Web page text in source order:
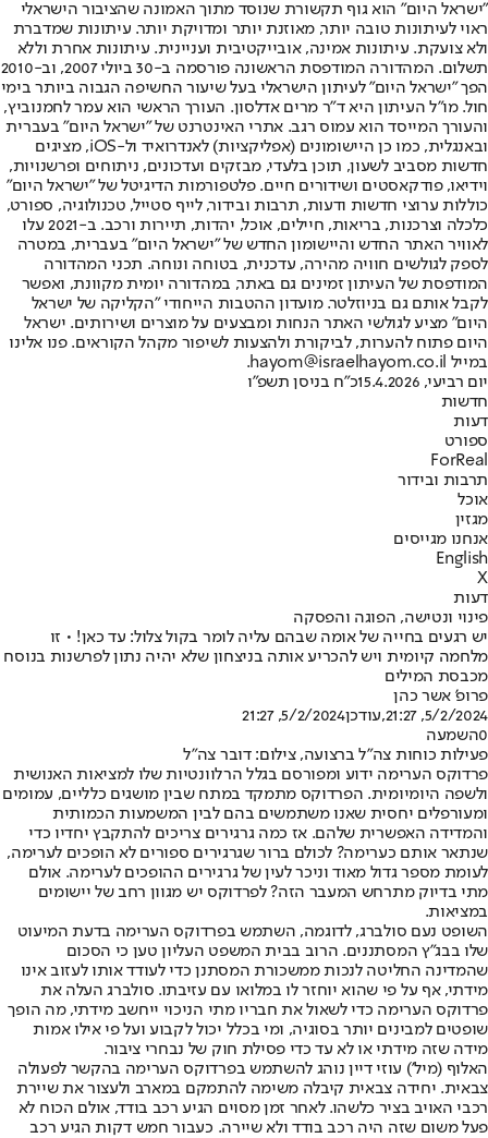
"ישראל היום" הוא גוף תקשורת שנוסד מתוך האמונה שהציבור הישראלי
ראוי לעיתונות טובה יותר, מאוזנת יותר ומדויקת יותר. עיתונות שמדברת
ולא צועקת. עיתונות אמינה, אובייקטיבית ועניינית. עיתונות אחרת וללא
תשלום. המהדורה המודפסת הראשונה פורסמה ב-30 ביולי 2007, וב-2010
הפך "ישראל היום" לעיתון הישראלי בעל שיעור החשיפה הגבוה ביותר בימי
חול. מו"ל העיתון היא ד"ר מרים אדלסון. העורך הראשי הוא עמר לחמנוביץ,
והעורך המייסד הוא עמוס רגב. אתרי האינטרנט של "ישראל היום" בעברית
ובאנגלית, כמו כן היישומונים (אפליקציות) לאנדרואיד ול-iOS, מציגים
חדשות מסביב לשעון, תוכן בלעדי, מבזקים ועדכונים, ניתוחים ופרשנויות,
וידיאו, פודקאסטים ושידורים חיים. פלטפורמות הדיגיטל של "ישראל היום"
כוללות ערוצי חדשות ודעות, תרבות ובידור, לייף סטייל, טכנולוגיה, ספורט,
כלכלה וצרכנות, בריאות, חיילים, אוכל, יהדות, תיירות ורכב. ב-2021 עלו
לאוויר האתר החדש והיישומון החדש של "ישראל היום" בעברית, במטרה
לספק לגולשים חוויה מהירה, עדכנית, בטוחה ונוחה. תכני המהדורה
המודפסת של העיתון זמינים גם באתר, במהדורה יומית מקוונת, ואפשר
לקבל אותם גם בניוזלטר. מועדון ההטבות הייחודי "הקליקה של ישראל
היום" מציע לגולשי האתר הנחות ומבצעים על מוצרים ושירותים. ישראל
היום פתוח להערות, לביקורת ולהצעות לשיפור מקהל הקוראים. פנו אלינו
במייל hayom@israelhayom.co.il.
יום רביעי, 15.4.2026
כ"ח בניסן תשפ"ו
חדשות
דעות
ספורט
ForReal
תרבות ובידור
אוכל
מגזין
אנחנו מגייסים
English
X
דעות
פינוי ונטישה, הפוגה והפסקה
יש רגעים בחייה של אומה שבהם עליה לומר בקול צלול: עד כאן! • זו
מלחמה קיומית ויש להכריע אותה בניצחון שלא יהיה נתון לפרשנות בנוסח
מכבסת המילים
פרופ' אשר כהן
5/2/2024, 21:27
,עודכן5/2/2024, 21:27
0השמעה
פעילות כוחות צה"ל ברצועה, צילום: דובר צה"ל
פרדוקס הערימה ידוע ומפורסם בגלל הרלוונטיות שלו למציאות האנושית
ולשפה היומיומית. הפרדוקס מתמקד במתח שבין מושגים כלליים, עמומים
ומעורפלים יחסית שאנו משתמשים בהם לבין המשמעות הכמותית
והמדידה האפשרית שלהם. אז כמה גרגירים צריכים להתקבץ יחדיו כדי
שנתאר אותם כערימה? לכולם ברור שגרגירים ספורים לא הופכים לערימה,
לעומת מספר גדול מאוד וניכר לעין של גרגירים ההופכים לערימה. אולם
מתי בדיוק מתרחש המעבר הזה? לפרדוקס יש מגוון רחב של יישומים
במציאות.
השופט נעם סולברג, לדוגמה, השתמש בפרדוקס הערימה בדעת המיעוט
שלו בבג"ץ המסתננים. הרוב בבית המשפט העליון טען כי הסכום
שהמדינה החליטה לנכות ממשכורת המסתנן כדי לעודד אותו לעזוב אינו
מידתי, אף על פי שהוא יוחזר לו במלואו עם עזיבתו. סולברג העלה את
פרדוקס הערימה כדי לשאול את חבריו מתי הניכוי ייחשב מידתי, מה הופך
שופטים למבינים יותר בסוגיה, ומי בכלל יכול לקבוע ועל פי אילו אמות
מידה שזה מידתי או לא עד כדי פסילת חוק של נבחרי ציבור.
האלוף (מיל') עוזי דיין נוהג להשתמש בפרדוקס הערימה בהקשר לפעולה
צבאית. יחידה צבאית קיבלה משימה להתמקם במארב ולעצור את שיירת
רכבי האויב בציר כלשהו. לאחר זמן מסוים הגיע רכב בודד, אולם הכוח לא
פעל משום שזה היה רכב בודד ולא שיירה. כעבור חמש דקות הגיע רכב